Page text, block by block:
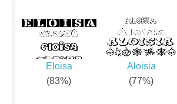
Eloisa
(83%)
Aloisia
(77%)